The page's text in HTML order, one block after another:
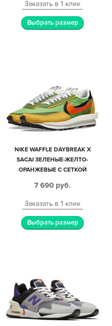
Заказать в 1 клик
Выбрать размер
NIKE WAFFLE DAYBREAK X
SACAI ЗЕЛЕНЫЕ-ЖЕЛТО-
ОРАНЖЕВЫЕ С СЕТКОЙ
7 690 руб.
Заказать в 1 клик
Выбрать размер